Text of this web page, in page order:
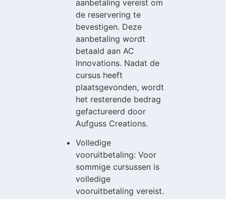
aanbetaling vereist om
de reservering te
bevestigen. Deze
aanbetaling wordt
betaald aan AC
Innovations. Nadat de
cursus heeft
plaatsgevonden, wordt
het resterende bedrag
gefactureerd door
Aufguss Creations.
Volledige
vooruitbetaling: Voor
sommige cursussen is
volledige
vooruitbetaling vereist.